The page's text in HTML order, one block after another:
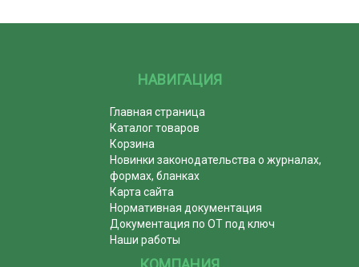
НАВИГАЦИЯ
Главная страница
Каталог товаров
Корзина
Новинки законодательства о журналах,
формах, бланках
Карта сайта
Нормативная документация
Документация по ОТ под ключ
Наши работы